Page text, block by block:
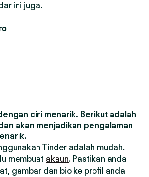
ini juga.
ciri menarik. Berikut adalah
akan menjadikan pengalaman
Tinder adalah mudah.
membuat akaun. Pastikan anda
gambar dan bio ke profil anda